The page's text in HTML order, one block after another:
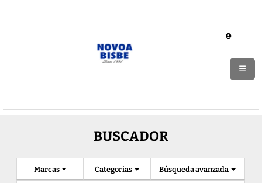
BUSCADOR
Categorias
Marcas Búsqueda avanzada